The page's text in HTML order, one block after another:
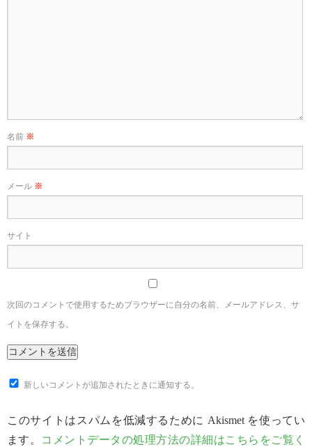
名前 ※
メール ※
サイト
次回のコメントで使用するためブラウザーに自分の名前、メールアドレス、サ
イトを保存する。
新しいコメントが追加されたときに通知する。
このサイトはスパムを低減するために Akismet を使ってい
ます。 コメントデータの処理方法の詳細はこちらをご覧く